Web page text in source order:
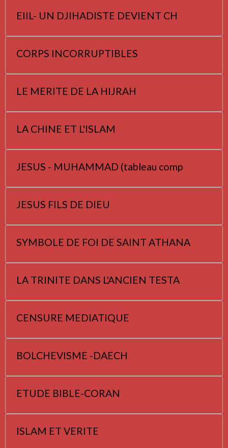
EIIL- UN DJIHADISTE DEVIENT CH
CORPS INCORRUPTIBLES
LE MERITE DE LA HIJRAH
LA CHINE ET L'ISLAM
JESUS - MUHAMMAD (tableau comp
JESUS FILS DE DIEU
SYMBOLE DE FOI DE SAINT ATHANA
LA TRINITE DANS L'ANCIEN TESTA
CENSURE MEDIATIQUE
BOLCHEVISME -DAECH
ETUDE BIBLE-CORAN
ISLAM ET VERITE